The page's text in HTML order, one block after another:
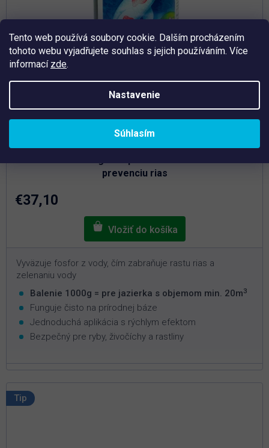
Tento web používá soubory cookie. Dalším procházením
tohoto webu vyjadřujete souhlas s jejich používáním. Více
informací zde.
Nastavenie
Súhlasím
prevenciu rias
Skladem
€37,10
Vyväzuje fosfor z vody, čím zabraňuje rastu rias a
zelenaniu vody
Balenie 1000g = pre jazierka s objemom min. 20m3
Funguje čisto na prírodnej báze
Jednoduchá aplikácia s rýchlym efektom
Bezpečný pre ryby, živočíchy a rastliny
Tip